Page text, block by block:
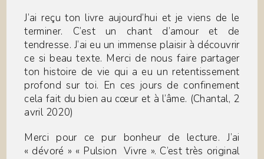
J’ai reçu ton livre aujourd’hui et je viens de le
terminer. C’est un chant d’amour et de
tendresse. J’ai eu un immense plaisir à découvrir
ce si beau texte. Merci de nous faire partager
ton histoire de vie qui a eu un retentissement
profond sur toi. En ces jours de confinement
cela fait du bien au cœur et à l’âme. (Chantal, 2
avril 2020)
Merci pour ce pur bonheur de lecture. J’ai
« dévoré » « Pulsion Vivre ». C’est très original